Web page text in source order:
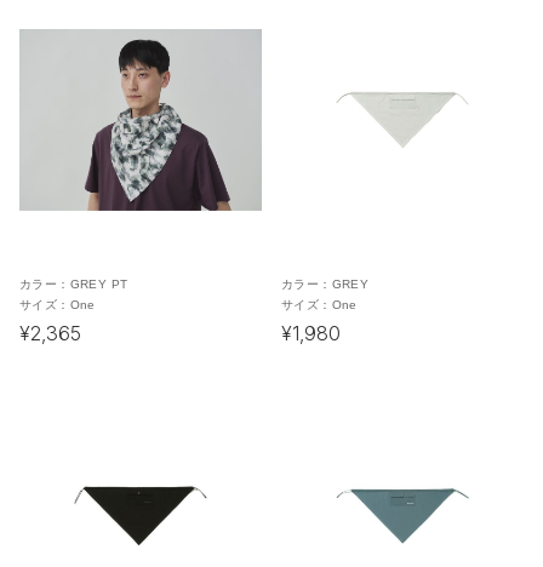
カラー： GREY PT
サイズ： One
¥2,365
カラー： GREY
サイズ： One
¥1,980